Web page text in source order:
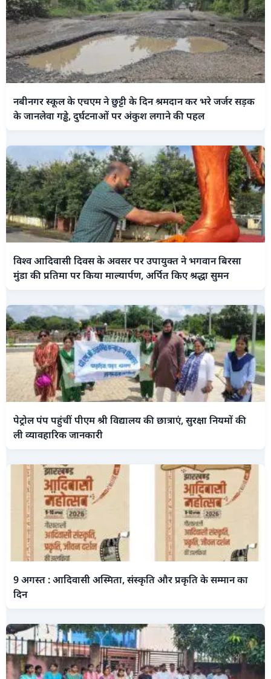
नबीनगर स्कूल के एचएम ने छुट्टी के दिन श्रमदान कर भरे जर्जर सड़क
के जानलेवा गड्ढे, दुर्घटनाओं पर अंकुश लगाने की पहल
विश्व आदिवासी दिवस के अवसर पर उपायुक्त ने भगवान बिरसा
मुंडा की प्रतिमा पर किया माल्यार्पण, अर्पित किए श्रद्धा सुमन
पेट्रोल पंप पहुंचीं पीएम श्री विद्यालय की छात्राएं, सुरक्षा नियमों की
ली व्यावहारिक जानकारी
9 अगस्त : आदिवासी अस्मिता, संस्कृति और प्रकृति के सम्मान का
दिन